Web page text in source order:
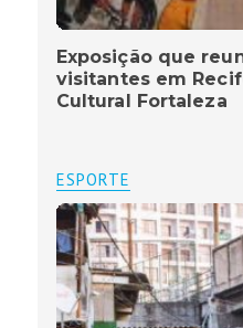
Exposição que
visitantes em
Cultural Fortaleza
ESPORTE